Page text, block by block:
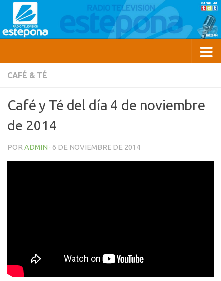
CAFÉ & TÉ
Café y Té del día 4 de noviembre
de 2014
POR ADMIN · 6 DE NOVIEMBRE DE 2014